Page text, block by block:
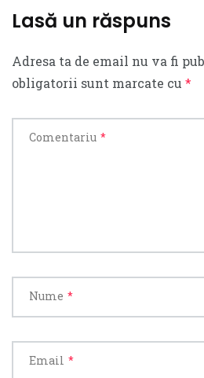
Lasă un răspuns
Adresa ta de email nu va fi
obligatorii sunt marcate cu *
Comentariu *
Nume *
Email *